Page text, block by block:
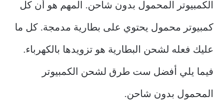
الكمبيوتر المحمول بدون شاحن. المهم هو أن كل
كمبيوتر محمول يحتوي على بطارية مدمجة. كل ما
عليك فعله لشحن البطارية هو تزويدها بالكهرباء.
فيما يلي أفضل ست طرق لشحن الكمبيوتر
المحمول بدون شاحن.